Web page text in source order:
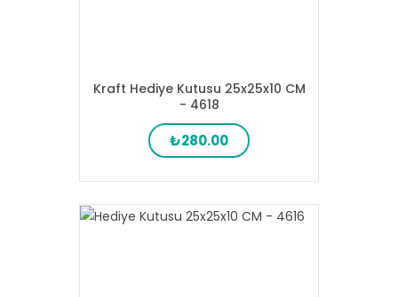
Kraft Hediye Kutusu 25x25x10 CM
- 4618
₺280.00